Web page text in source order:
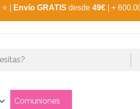
⭐ Envío GRATIS desde 49€ | +
Comuniones